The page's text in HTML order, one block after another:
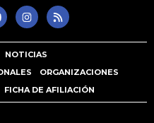
NOTICIAS
ORGANIZACIONES
FICHA DE AFILIACIÓN